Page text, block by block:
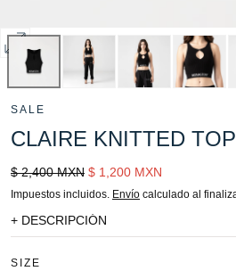
Abrir
multimedia
en
modal
SALE
CLAIRE KNITTED
Precio
regular
$ 2,400 MXN Sale
price
$ 1,200 MXN
Impuestos incluidos. Envío calculado al
+ DESCRIPCIÓN
SIZE